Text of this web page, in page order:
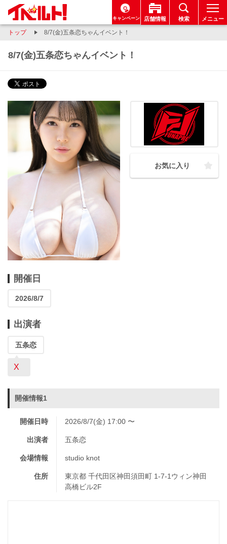
キャンペーン 店舗情報 検索 メニュー
トップ 8/7(金)五条恋ちゃんイベント！
8/7(金)五条恋ちゃんイベント！
お気に入り
開催日
2026/8/7
出演者
五条恋
X
開催情報1
開催日時 2026/8/7(金) 17:00 〜
出演者 五条恋
会場情報 studio knot
住所
東京都 千代田区神田須田町 1-7-1ウィン神田
高橋ビル2F